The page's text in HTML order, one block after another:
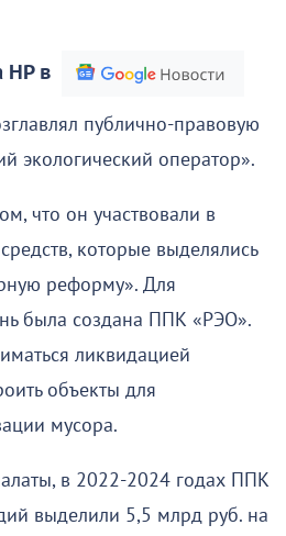
НР в
публично-правовую
экологический оператор».
что он участвовали в
которые выделялись
реформу». Для
была создана ППК «РЭО».
ликвидацией
объекты для
мусора.
в 2022-2024 годах ППК
выделили 5,5 млрд руб. на